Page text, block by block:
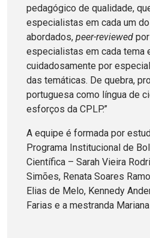
pedagógico de qualidade,
especialistas em cada um
abordados, peer-reviewed
especialistas em cada tema
cuidadosamente por
das temáticas. De quebra,
portuguesa como língua de
esforços da CPLP.”
A equipe é formada por
Programa Institucional de
Científica – Sarah Vieira
Simões, Renata Soares
Elias de Melo, Kennedy
Farias e a mestranda